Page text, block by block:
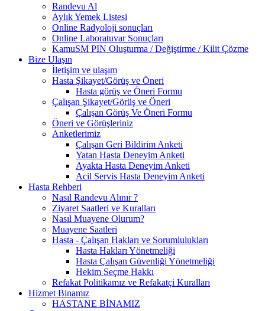
Randevu Al
Aylık Yemek Listesi
Online Radyoloji sonuçları
Online Laboratuvar Sonuçları
KamuSM PIN Oluşturma / Değiştirme / Kilit Çözme
Bize Ulaşın
İletişim ve ulaşım
Hasta Şikayet/Görüş ve Öneri
Hasta görüş ve Öneri Formu
Çalışan Şikayet/Görüş ve Öneri
Çalışan Görüş Ve Öneri Formu
Öneri ve Görüşleriniz
Anketlerimiz
Çalışan Geri Bildirim Anketi
Yatan Hasta Deneyim Anketi
Ayakta Hasta Deneyim Anketi
Acil Servis Hasta Deneyim Anketi
Hasta Rehberi
Nasıl Randevu Alınır ?
Ziyaret Saatleri ve Kuralları
Nasıl Muayene Olurum?
Muayene Saatleri
Hasta - Çalışan Hakları ve Sorumlulukları
Hasta Hakları Yönetmeliği
Hasta Çalışan Güvenliği Yönetmeliği
Hekim Seçme Hakkı
Refakat Politikamız ve Refakatçi Kuralları
Hizmet Binamız
HASTANE BİNAMIZ